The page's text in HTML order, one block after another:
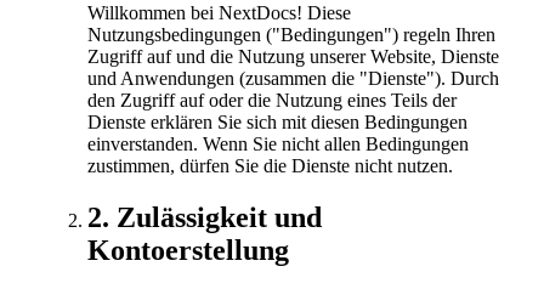
Willkommen bei NextDocs! Diese
Nutzungsbedingungen ("Bedingungen") regeln Ihren
Zugriff auf und die Nutzung unserer Website, Dienste
und Anwendungen (zusammen die "Dienste"). Durch
den Zugriff auf oder die Nutzung eines Teils der
Dienste erklären Sie sich mit diesen Bedingungen
einverstanden. Wenn Sie nicht allen Bedingungen
zustimmen, dürfen Sie die Dienste nicht nutzen.
2. Zulässigkeit und
Kontoerstellung